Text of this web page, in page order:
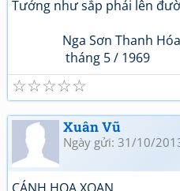
Tưởng như sắp phải lên
Nga Sơn Thanh Hóa
tháng 5 / 1969
☆
☆
☆
☆
☆
Xuân Vũ
Ngày gửi: 31/10/